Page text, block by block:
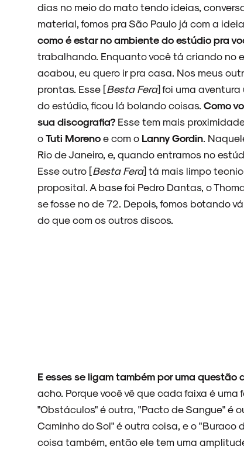
dias no meio do mato tendo ideias,
material, fomos pra São Paulo já com a
como é estar no ambiente do estúdio pra
trabalhando. Enquanto você tá criando no
acabou, eu quero ir pra casa. Nos meus
prontas. Esse [Besta Fera] foi uma
do estúdio, ficou lá bolando coisas. Como
sua discografia? Esse tem mais
oTuti Morenoe com o Lanny Gordin .
Rio de Janeiro, e, quando entramos no
Esse outro [Besta Fera] tá mais limpo
proposital. A base foi Pedro Dantas, o
se fosse no de 72. Depois, fomos botando
do que com os outros discos.
E esses se ligam também por uma
acho. Porque você vê que cada faixa é
"Obstáculos" é outra, "Pacto de Sangue" é
Caminho do Sol" é outra coisa, e o "Buraco
coisa também, então ele tem uma